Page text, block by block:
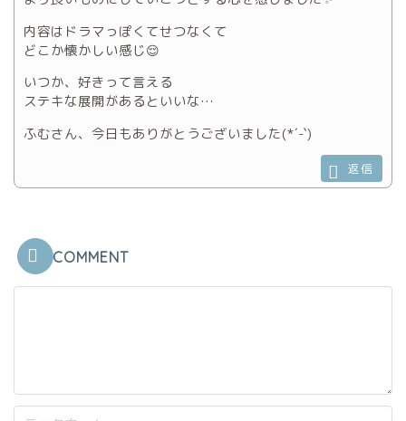
内容はドラマっぽくてせつなくて
どこか懐かしい感じ😌
いつか、好きって言える
ステキな展開があるといいな…
ふむさん、今日もありがとうございました(*´-`)
返信
COMMENT